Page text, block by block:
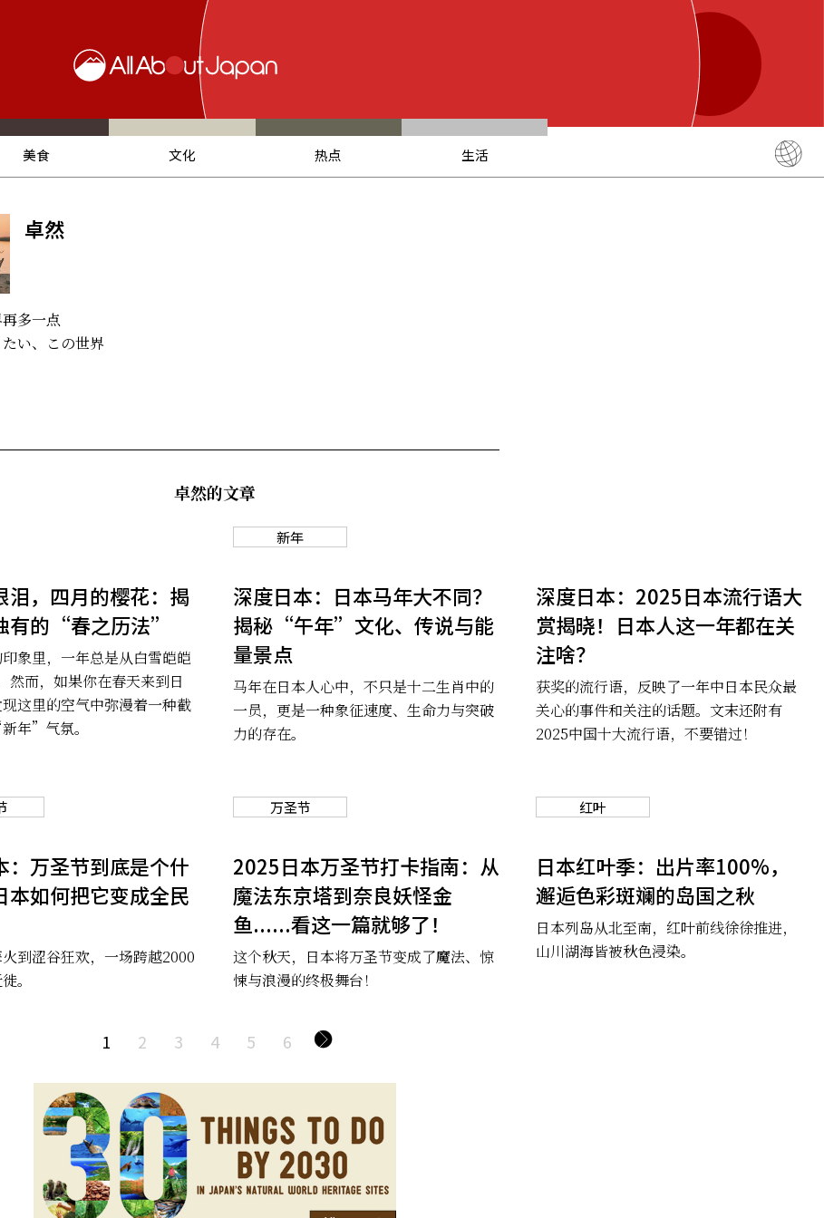
美食 文化 热点
生活
卓然
多一点
い、この世界
卓然的文章
泪，四月的樱花：揭
有的“春之历法”
象里，一年总是从白雪皑皑
然而，如果你在春天来到日
这里的空气中弥漫着一种截
年”气氛。
新年
深度日本：日本马年大不同？
揭秘“午年”文化、传说与能
量景点
马年在日本人心中，不只是十二生肖中的
一员，更是一种象征速度、生命力与突破
力的存在。
深度日本：2025日本流行语大
赏揭晓！日本人这一年都在关
注啥？
获奖的流行语，反映了一年中日本民众最
关心的事件和关注的话题。文末还附有
2025中国十大流行语，不要错过！
：万圣节到底是个什
本如何把它变成全民
到涩谷狂欢，一场跨越2000
。
万圣节
2025日本万圣节打卡指南：从
魔法东京塔到奈良妖怪金
鱼......看这一篇就够了！
这个秋天，日本将万圣节变成了魔法、惊
悚与浪漫的终极舞台！
红叶
日本红叶季：出片率100%，
邂逅色彩斑斓的岛国之秋
日本列岛从北至南，红叶前线徐徐推进，
山川湖海皆被秋色浸染。
1 2 3 4 5 6